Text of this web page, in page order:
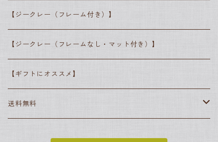
ピエール＝オーギュスト・ルノワール
ジャン＝フランソワ・ミレー
エドガー・ドガ
ポール・セザンヌ
ジョゼフ・マロード・ウィリアム・ターナー
ジャン＝フランソワ・ミレー
ヨハネス・フェルメール
印象派
アルフレッド・シスレー
エドゥアール・マネ
ポスト印象派
ジョルジュ・スーラ
フィンセント・ファン・ゴッホ
抽象派
グスタフ・クリムト
素朴派
歌川広重
● しばさな
● シマザキミユキ
【ジークレー（フレーム付き）】
【ジークレー（フレームなし・マット付き）】
【ギフトにオススメ】
送料無料